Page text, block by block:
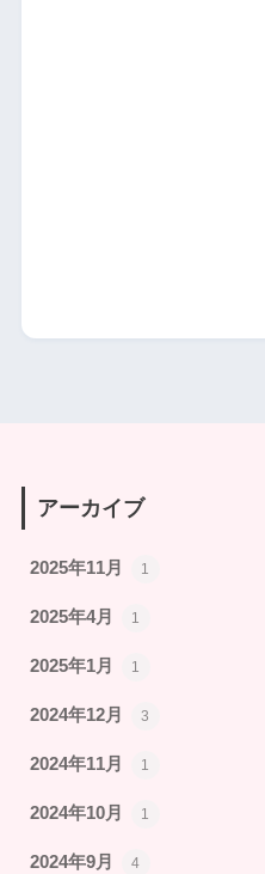
アーカイブ
2025年11月 1
2025年4月 1
2025年1月 1
2024年12月 3
2024年11月 1
2024年10月 1
2024年9月 4